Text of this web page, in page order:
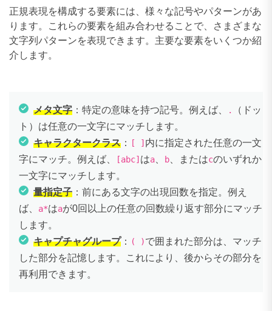
正規表現を構成する要素には、様々な記号やパターンがあ
ります。これらの要素を組み合わせることで、さまざまな
文字列パターンを表現できます。主要な要素をいくつか紹
介します。
メタ文字 ：特定の意味を持つ記号。例えば、 .
（ドッ
ト）は任意の一文字にマッチします。
キャラクタークラス ： [ ]内に指定された任意の一文
字にマッチ。例えば、
[abc]はa b 、またはcのいずれか
一文字にマッチします。
量指定子 ：前にある文字の出現回数を指定。例え
ば、 a*はaが0回以上の任意の回数繰り返す部分にマッチ
します。
キャプチャグループ： ( )で囲まれた部分は、マッチ
した部分を記憶します。これにより、後からその部分を
再利用できます。